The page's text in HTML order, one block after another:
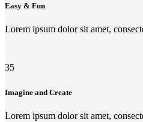
Easy & Fun
Lorem ipsum dolor sit amet,
35
Imagine and Create
Lorem ipsum dolor sit amet,